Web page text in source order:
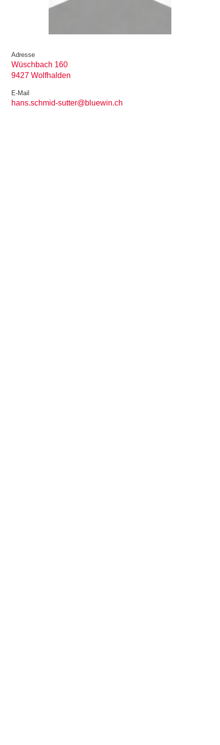
Adresse
Wüschbach 160
9427 Wolfhalden
E-Mail
hans.schmid-sutter@bluewin.ch